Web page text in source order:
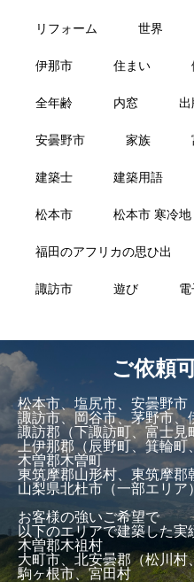
リフォーム 世界
伊那市 住まい
全年齢 内窓 出
安曇野市 家族
建築士 建築用語
松本市 松本市 寒冷地
福田のアフリカの思ひ出
諏訪市 遊び
ご依頼
松本市、塩尻市、安曇野市
諏訪市、岡谷市、茅野市、
諏訪郡（下諏訪町、富士見
上伊那郡（辰野町、箕輪町
木曽郡木曽町
東筑摩郡山形村、東筑摩郡
山梨県北杜市（一部エリア）
お客様の強いご希望で
以下のエリアで建築した実
木曽郡木祖村
大町市、北安曇郡（松川村
駒ヶ根市、宮田村